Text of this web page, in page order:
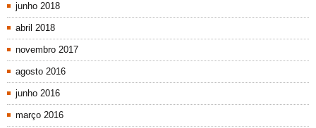
junho 2018
abril 2018
novembro 2017
agosto 2016
junho 2016
março 2016